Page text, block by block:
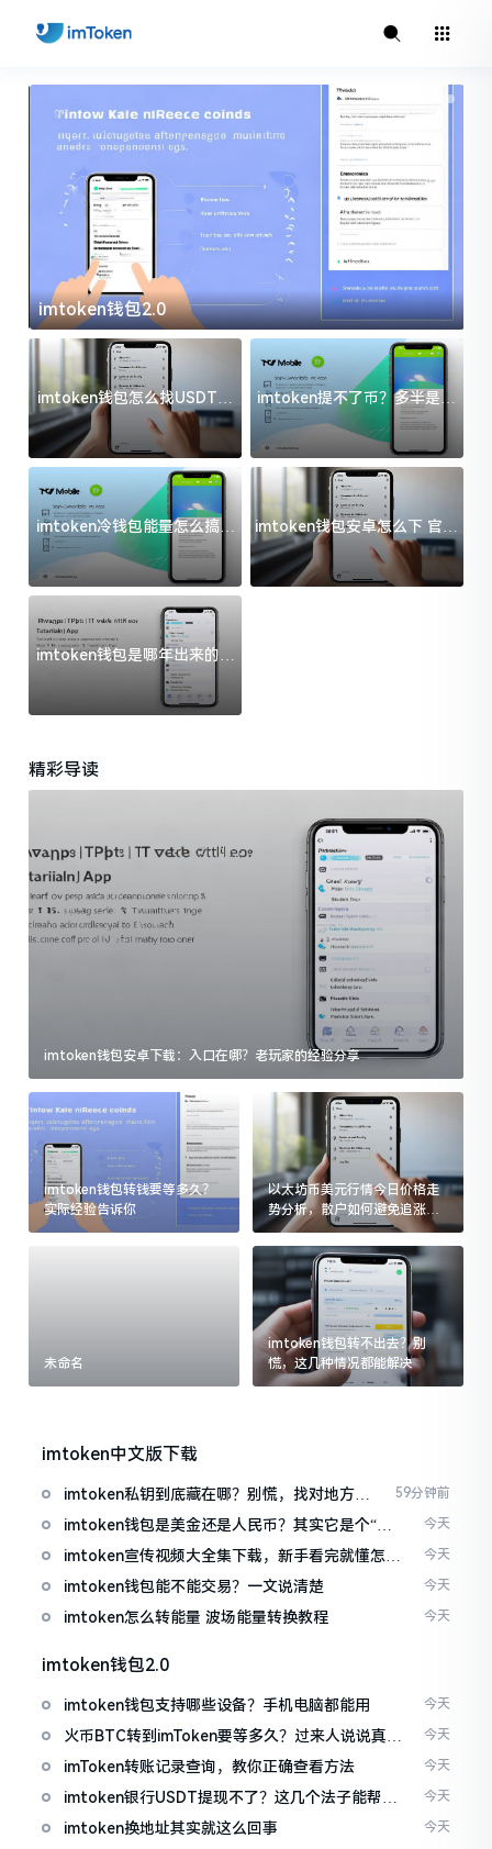
imtoken钱包2.0
imtoken钱包怎么找USDT地
址？三步搞定不踩坑
imtoken提不了币？多半是这
几件事没处理好
imtoken冷钱包能量怎么搞？
过来人告诉你门道
imtoken钱包安卓怎么下 官方
渠道避坑指南
imtoken钱包是哪年出来的？
一文给你说清楚
精彩导读
imtoken钱包安卓下载：入口在哪？老玩家的经验分享
imtoken钱包转钱要等多久？
实际经验告诉你
以太坊币美元行情今日价格走
势分析，散户如何避免追涨杀
跌被套牢
未命名
imtoken钱包转不出去？别
慌，这几种情况都能解决
imtoken中文版下载
imtoken私钥到底藏在哪？别慌，找对地方才
安心
59分钟前
imtoken钱包是美金还是人民币？其实它是个“多
面手”
今天
imtoken宣传视频大全集下载，新手看完就懂怎么
用
今天
imtoken钱包能不能交易？一文说清楚 今天
imtoken怎么转能量 波场能量转换教程 今天
imtoken钱包2.0
imtoken钱包支持哪些设备？手机电脑都能用 今天
火币BTC转到imToken要等多久？过来人说说真实
情况
今天
imToken转账记录查询，教你正确查看方法 今天
imtoken银行USDT提现不了？这几个法子能帮你
搞定
今天
imtoken换地址其实就这么回事 今天